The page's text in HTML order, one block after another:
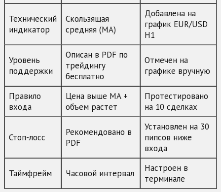
Технический
индикатор
Скользящая
средняя (MA)
Добавлена на
график EUR/USD
H1
Уровень
поддержки
Описан в PDF по
трейдингу
бесплатно
Отмечен на
графике вручную
Правило
входа
Цена выше MA +
объем растет
Протестировано
на 10 сделках
Стоп-лосс
Рекомендовано в
PDF
Установлен на 30
пипсов ниже
входа
Таймфрейм Часовой интервал
Настроен в
терминале